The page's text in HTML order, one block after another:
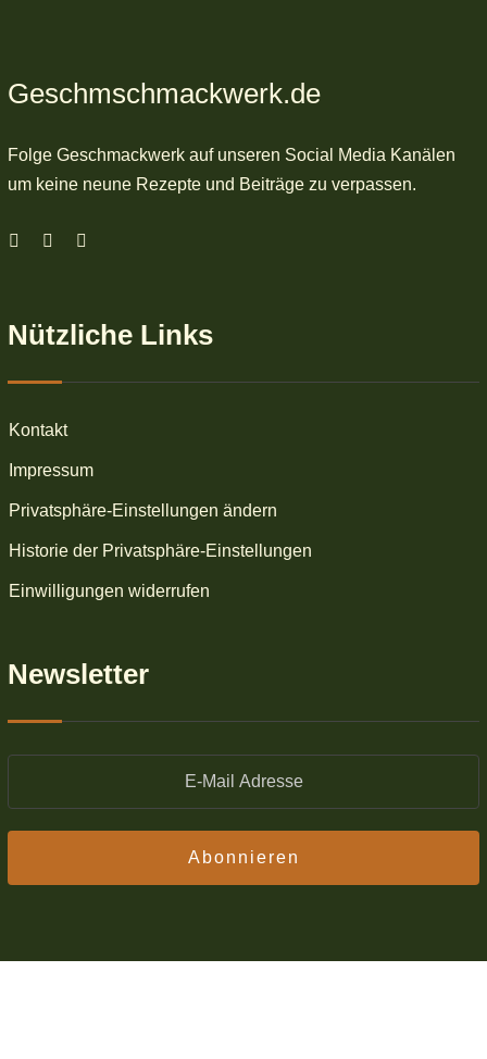
Geschmschmackwerk.de
Folge Geschmackwerk auf unseren Social Media Kanälen
um keine neune Rezepte und Beiträge zu verpassen.
Nützliche Links
Kontakt
Impressum
Privatsphäre-Einstellungen ändern
Historie der Privatsphäre-Einstellungen
Einwilligungen widerrufen
Newsletter
Abonnieren